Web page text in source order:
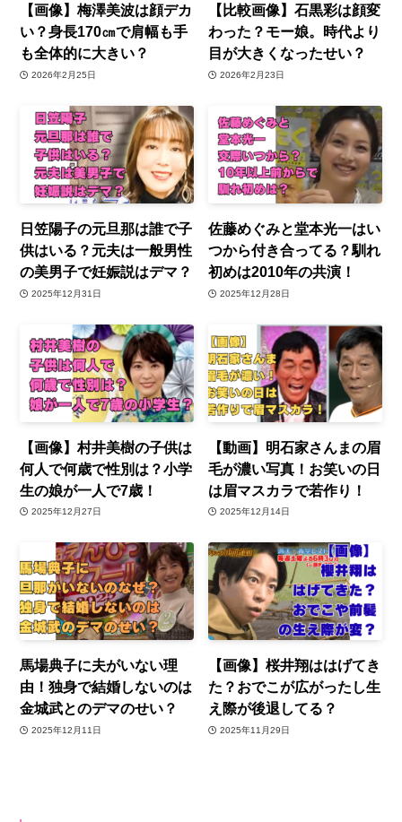
【画像】梅澤美波は顔デカ
い？身長170㎝で肩幅も手
も全体的に大きい？
2026年2月25日
【比較画像】石黒彩は顔変
わった？モー娘。時代より
目が大きくなったせい？
2026年2月23日
日笠陽子の元旦那は誰で子
供はいる？元夫は一般男性
の美男子で妊娠説はデマ？
2025年12月31日
佐藤めぐみと堂本光一はい
つから付き合ってる？馴れ
初めは2010年の共演！
2025年12月28日
【画像】村井美樹の子供は
何人で何歳で性別は？小学
生の娘が一人で7歳！
2025年12月27日
【動画】明石家さんまの眉
毛が濃い写真！お笑いの日
は眉マスカラで若作り！
2025年12月14日
馬場典子に夫がいない理
由！独身で結婚しないのは
金城武とのデマのせい？
2025年12月11日
【画像】桜井翔ははげてき
た？おでこが広がったし生
え際が後退してる？
2025年11月29日